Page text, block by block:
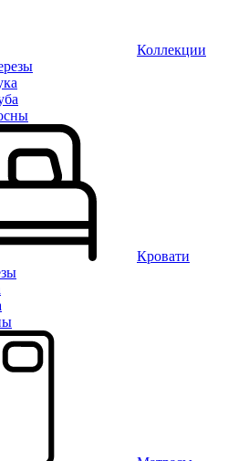
Коллекции
Кровати